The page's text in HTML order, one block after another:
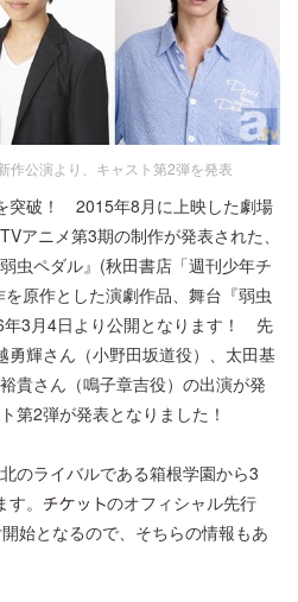
作公演より、キャスト第2弾を発表
突破！ 2015年8月に上映した劇場
アニメ第3期の制作が発表された、
虫ペダル』(秋田書店「週刊少年チ
原作とした演劇作品、舞台『弱虫
年3月4日より公開となります！ 先
勇輝さん（小野田坂道役）、太田基
貴さん（鳴子章吉役）の出演が発
第2弾が発表となりました！
のライバルである箱根学園から3
。
のオフィシャル先行
始となるので、そちらの情報もあ